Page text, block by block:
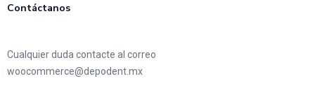
Contáctanos
Cualquier duda contacte al correo
woocommerce@depodent.mx